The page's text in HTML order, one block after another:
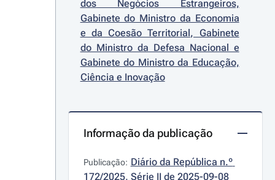
dos Negócios Estrangeiros,
Gabinete do Ministro da Economia
e da Coesão Territorial, Gabinete
do Ministro da Defesa Nacional e
Gabinete do Ministro da Educação,
Ciência e Inovação
Informação da publicação
Publicação: Diário da República n.º
172/2025, Série II de 2025-09-08